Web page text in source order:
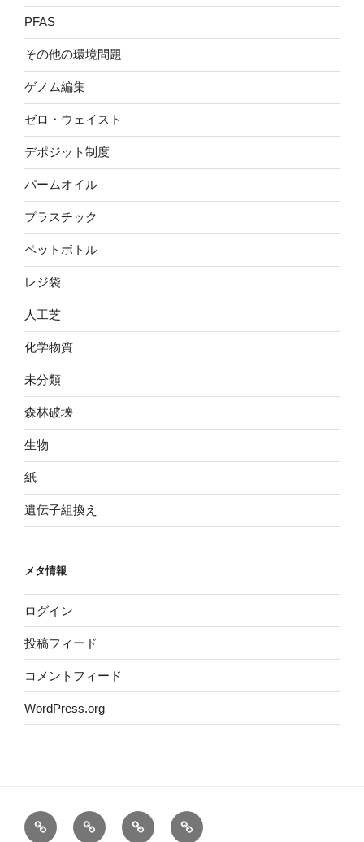
PFAS
その他の環境問題
ゲノム編集
ゼロ・ウェイスト
デポジット制度
パームオイル
プラスチック
ペットボトル
レジ袋
人工芝
化学物質
未分類
森林破壊
生物
紙
遺伝子組換え
メタ情報
ログイン
投稿フィード
コメントフィード
WordPress.org
ホ
運
サ
プ